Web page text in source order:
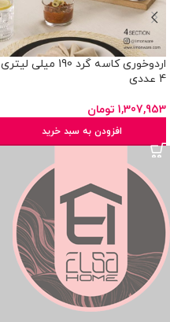
اردوخوری کاسه گرد 190 میلی لیتری
4 عددی
1,307,953 تومان
افزودن به سبد خرید